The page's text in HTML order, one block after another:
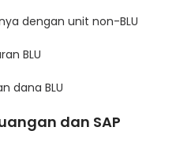
dengan unit non-BLU
BLU
dana BLU
dan SAP